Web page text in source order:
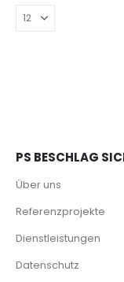
PS BESCHLAG
Über uns
Referenzprojekte
Dienstleistungen
Datenschutz